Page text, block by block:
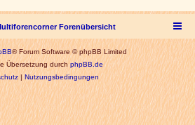
Forenübersicht
® Forum Software © phpBB Limited
Übersetzung durchphpBB.de
| Nutzungsbedingungen